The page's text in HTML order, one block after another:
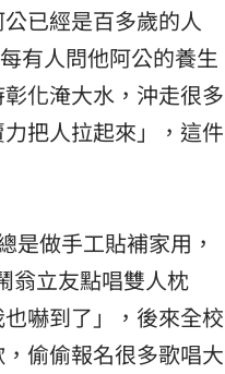
已經是百多歲的人
有人問他阿公的養生
化淹大水，沖走很多
把人拉起來」，這件
是做手工貼補家用，
翁立友點唱雙人枕
嚇到了」，後來全校
偷偷報名很多歌唱大